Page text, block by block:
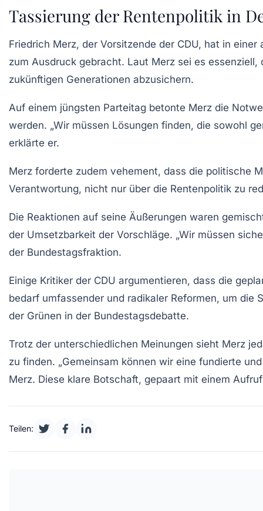
Tassierung der Rentenpolitik in
Friedrich Merz, der Vorsitzende der CDU, hat in
zum Ausdruck gebracht. Laut Merz sei es
zukünftigen Generationen abzusichern.
Auf einem jüngsten Parteitag betonte Merz die
werden. „Wir müssen Lösungen finden, die sowohl
erklärte er.
Merz forderte zudem vehement, dass die politische
Verantwortung, nicht nur über die Rentenpolitik zu
Die Reaktionen auf seine Äußerungen waren
der Umsetzbarkeit der Vorschläge. „Wir müssen
der Bundestagsfraktion.
Einige Kritiker der CDU argumentieren, dass die
bedarf umfassender und radikaler Reformen, um die
der Grünen in der Bundestagsdebatte.
Trotz der unterschiedlichen Meinungen sieht Merz
zu finden. „Gemeinsam können wir eine fundierte
Merz. Diese klare Botschaft, gepaart mit einem
Teilen: